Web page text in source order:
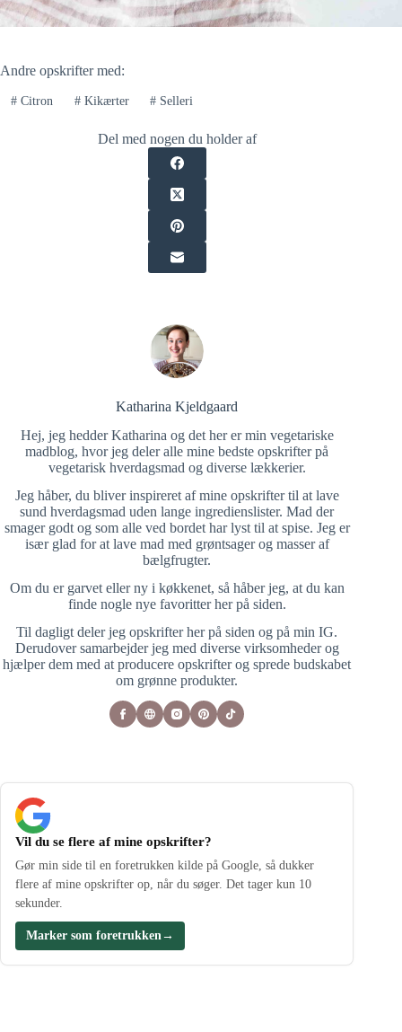
Andre opskrifter med:
#Citron #Kikærter # Selleri
Del med nogen du holder af
Katharina Kjeldgaard
Hej, jeg hedder Katharina og det her er min vegetariske
madblog, hvor jeg deler alle mine bedste opskrifter på
vegetarisk hverdagsmad og diverse lækkerier.
Jeg håber, du bliver inspireret af mine opskrifter til at lave
sund hverdagsmad uden lange ingredienslister. Mad der
smager godt og som alle ved bordet har lyst til at spise. Jeg er
især glad for at lave mad med grøntsager og masser af
bælgfrugter.
Om du er garvet eller ny i køkkenet, så håber jeg, at du kan
finde nogle nye favoritter her på siden.
Til dagligt deler jeg opskrifter her på siden og på min IG.
Derudover samarbejder jeg med diverse virksomheder og
hjælper dem med at producere opskrifter og sprede budskabet
om grønne produkter.
Vil du se flere af mine opskrifter?
Gør min side til en foretrukken kilde på Google, så dukker
flere af mine opskrifter op, når du søger. Det tager kun 10
sekunder.
Marker som foretrukken →